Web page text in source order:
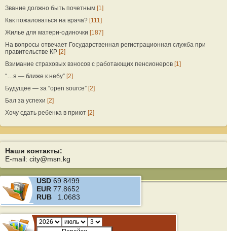
Звание должно быть почетным [1]
Как пожаловаться на врача? [111]
Жилье для матери-одиночки [187]
На вопросы отвечает Государственная регистрационная служба при
правительстве КР [2]
Взимание страховых взносов с работающих пенсионеров [1]
“…я — ближе к небу” [2]
Будущее — за “open source” [2]
Бал за успехи [2]
Хочу сдать ребенка в приют [2]
Наши контакты:
E-mail: city@msn.kg
USD 69.8499
EUR 77.8652
RUB 1.0683